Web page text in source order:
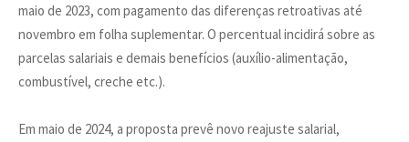
maio de 2023, com pagamento das diferenças retroativas até
novembro em folha suplementar. O percentual incidirá sobre as
parcelas salariais e demais benefícios (auxílio-alimentação,
combustível, creche etc.).
Em maio de 2024, a proposta prevê novo reajuste salarial,